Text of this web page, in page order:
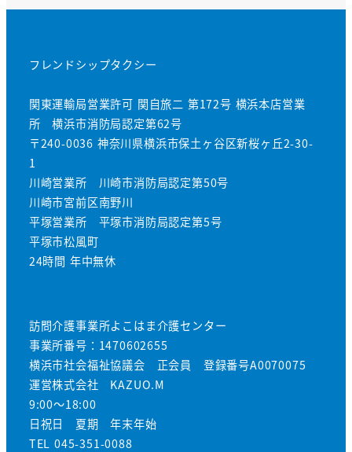
フレンドシップタクシー
関東運輸局営業許可 関自旅二 第172号 横浜本店営業
所 横浜市消防局認定第62号
〒240-0036 神奈川県横浜市保土ヶ谷区新桜ヶ丘2-30-
1
川崎営業所 川崎市消防局認定第50号
川崎市宮前区南野川
平塚営業所 平塚市消防局認定第5号
平塚市松風町
24時間 年中無休
訪問介護事業所よこはま介護センター
事業所番号：1470602655
横浜市社会福祉協議会 正会員 登録番号A0070075
運営株式会社 KAZUO.M
9:00～18:00
日祝日 夏期 年末年始
TEL 045-351-0088